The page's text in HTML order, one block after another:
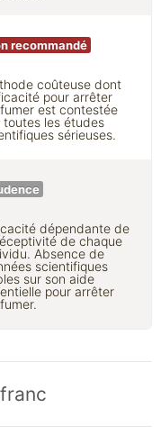
recommandé
coûteuse dont
pour arrêter
est contestée
toutes les études
sérieuses.
dépendante de
de chaque
Absence de
scientifiques
sur son aide
pour arrêter